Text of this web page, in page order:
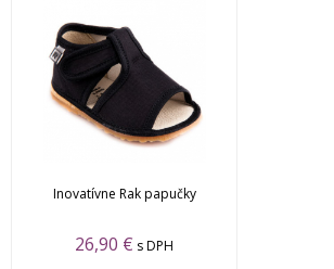
Inovatívne Rak papučky
26,90 € s DPH